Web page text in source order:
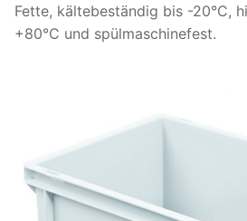
Fette, kältebeständig bis -20°C,
+80°C und spülmaschinefest.